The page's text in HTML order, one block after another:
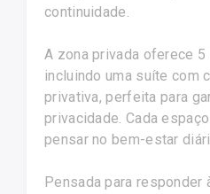
continuidade.
A zona privada oferece
incluindo uma suíte com
privativa, perfeita para
privacidade. Cada
pensar no bem-estar
Pensada para responder